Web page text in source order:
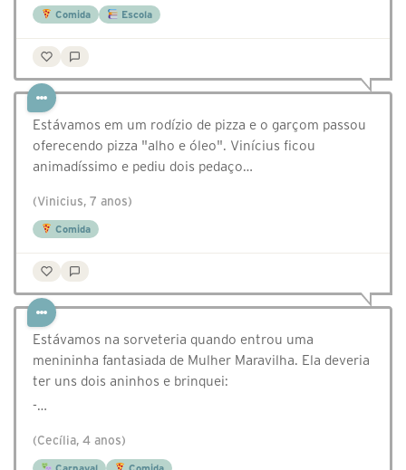
Comida Escola
Estávamos em um rodízio de pizza e o garçom passou
oferecendo pizza "alho e óleo". Vinícius ficou
animadíssimo e pediu dois pedaço…
(Vinicius, 7 anos)
Comida
Estávamos na sorveteria quando entrou uma
menininha fantasiada de Mulher Maravilha. Ela deveria
ter uns dois aninhos e brinquei:
-…
(Cecília, 4 anos)